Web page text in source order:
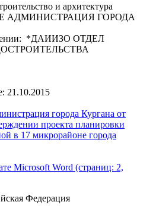
и архитектура
АДМИНИСТРАЦИЯ ГОРОДА
*ДАИИЗО ОТДЕЛ
21.10.2015
города Кургана от
проекта планировки
в 17 микрорайоне города
Microsoft Word (страниц: 2,
Федерация